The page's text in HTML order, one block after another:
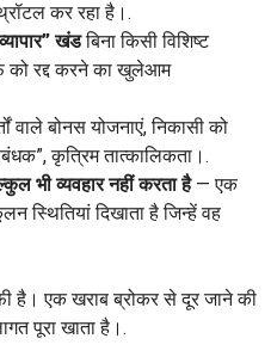
कर रहा है।.
खंडबिना किसी विशिष्ट
को रद्द करने का खुलेआम
वाले बोनस योजनाएं, निकासी को
कृत्रिम तात्कालिकता।.
भी व्यवहार नहीं करता है— एक
स्थितियां दिखाता है जिन्हें वह
है। एक खराब ब्रोकर से दूर जाने की
पूरा खाता है।.